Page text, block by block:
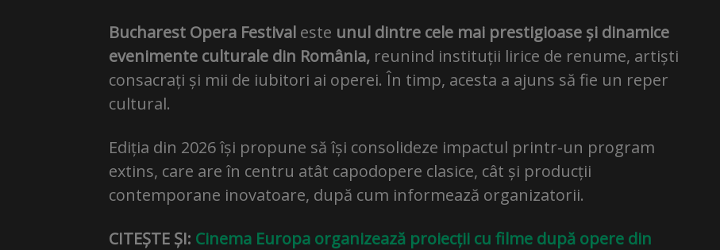
Bucharest Opera Festival este unul dintre cele mai prestigioase și dinamice
evenimente culturale din România, reunind instituții lirice de renume, artiști
consacrați și mii de iubitori ai operei. În timp, acesta a ajuns să fie un reper
cultural.
Ediția din 2026 își propune să își consolideze impactul printr-un program
extins, care are în centru atât capodopere clasice, cât și producții
contemporane inovatoare, după cum informează organizatorii.
CITEȘTE ȘI: Cinema Europa organizează proiecții cu filme după opere din